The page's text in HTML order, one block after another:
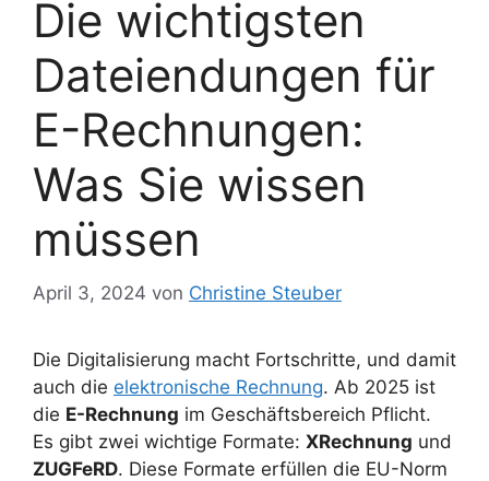
Die wichtigsten
Dateiendungen für
E-Rechnungen:
Was Sie wissen
müssen
April 3, 2024 von Christine Steuber
Die Digitalisierung macht Fortschritte, und damit
auch die elektronische Rechnung. Ab 2025 ist
die E-Rechnung im Geschäftsbereich Pflicht.
Es gibt zwei wichtige Formate: XRechnung und
ZUGFeRD. Diese Formate erfüllen die EU-Norm